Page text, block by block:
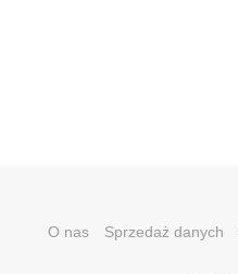
O nas Sprzedaż danych